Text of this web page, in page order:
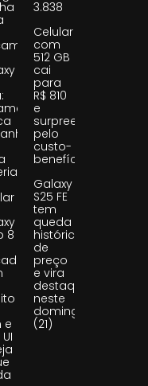
8
e
3.838
Celular
com
512 GB
cai
para
R$ 810
e
surpreende
pelo
custo-
benefício
Galaxy
S25 FE
tem
queda
histórica
de
preço
e vira
destaque
neste
domingo
(21)